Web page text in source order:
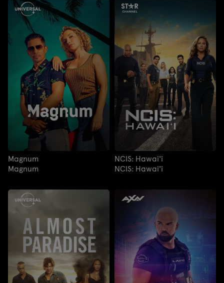
Magnum
Magnum
NCIS: Hawai'i
NCIS: Hawai'i